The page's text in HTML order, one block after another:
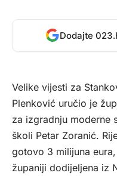
Dodajte
Velike vijesti za
Plenković uručio je
za izgradnju moderne
školi Petar Zoranić.
gotovo 3 milijuna
županiji dodijeljena iz